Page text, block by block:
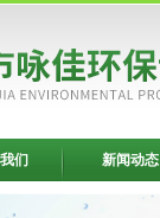
们 新闻动态